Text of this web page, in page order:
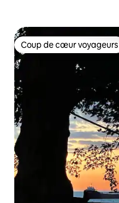
Coup de cœur voyageurs
Coup de cœur voyageurs